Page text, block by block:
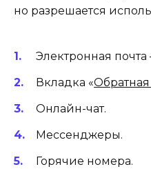
но разрешается
Электронная
Вкладка «Обратная
Онлайн-чат.
Мессенджеры.
Горячие номера.